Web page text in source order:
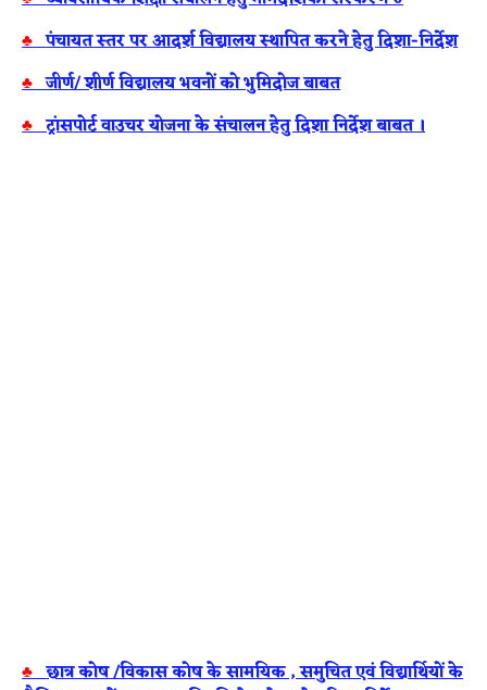
♣पंचायत स्‍तर पर आदर्श विद्यालय स्‍थापित करने हेतु दिशा-निर्देश
♣जीर्ण/ शीर्ण विद्यालय भवनों को भुमिदोज बाबत
♣ट्रांसपोर्ट वाउचर योजना के संचालन हेतु दिशा निर्देश बाबत ।
♣छात्र कोष /विकास कोष के सामयिक , समुचित एवं विद्यार्थियों के